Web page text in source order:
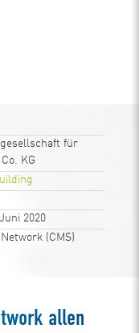
für
KG
2020
(CMS)
allen